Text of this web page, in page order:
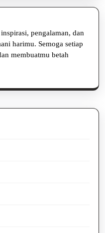
pengalaman, dan
harimu. Semoga setiap
membuatmu betah